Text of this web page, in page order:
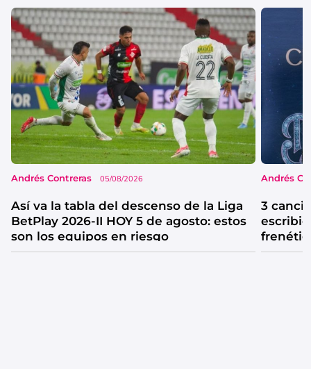
Andrés Contreras 05/08/2026
Así va la tabla del descenso de la Liga
BetPlay 2026-II HOY 5 de agosto: estos
son los equipos en riesgo
Andrés
3